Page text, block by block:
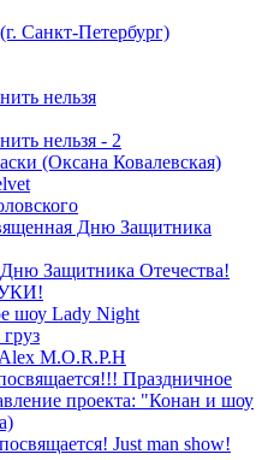
Санкт-Петербург)
нельзя
нельзя - 2
(Оксана Ковалевская)
Дню Защитника
Защитника Отечества!
шоу Lady Night
M.O.R.P.H
Праздничное
проекта: "Конан и шоу
Just man show!